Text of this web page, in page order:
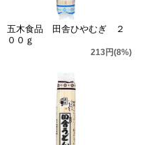
五木食品 田舎ひやむぎ ２
００ｇ
213円(8%)